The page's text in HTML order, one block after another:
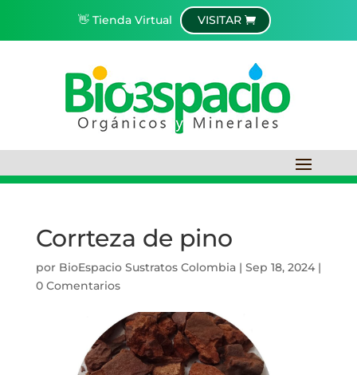
👋 Tienda Virtual VISITAR
Corrteza de pino
por BioEspacio Sustratos Colombia| Sep 18, 2024|
0 Comentarios